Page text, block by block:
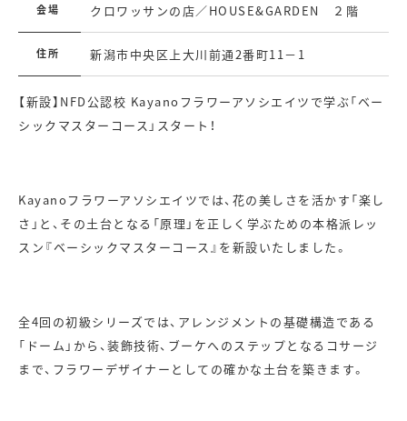
会場 クロワッサンの店／HOUSE&GARDEN ２階
住所 新潟市中央区上大川前通2番町11－1
【新設】 NFD公認校 Kayanoフラワーアソシエイツで学ぶ「ベー
シックマスターコース」スタート！
Kayanoフラワーアソシエイツでは、花の美しさを活かす「楽し
さ」と、その土台となる「原理」を正しく学ぶための本格派レッ
スン『ベーシックマスターコース』を新設いたしました。
​全4回の初級シリーズでは、アレンジメントの基礎構造である
「ドーム」から、装飾技術、ブーケへのステップとなるコサージ
まで、フラワーデザイナーとしての確かな土台を築きます。